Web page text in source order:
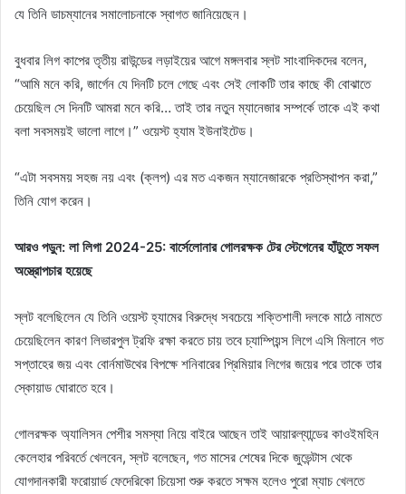
যে তিনি ডাচম্যানের সমালোচনাকে স্বাগত জানিয়েছেন।
বুধবার লিগ কাপের তৃতীয় রাউন্ডের লড়াইয়ের আগে মঙ্গলবার স্লট সাংবাদিকদের বলেন,
“আমি মনে করি, জার্গেন যে দিনটি চলে গেছে এবং সেই লোকটি তার কাছে কী বোঝাতে
চেয়েছিল সে দিনটি আমরা মনে করি… তাই তার নতুন ম্যানেজার সম্পর্কে তাকে এই কথা
বলা সবসময়ই ভালো লাগে।” ওয়েস্ট হ্যাম ইউনাইটেড।
“এটা সবসময় সহজ নয় এবং (ক্লপ) এর মত একজন ম্যানেজারকে প্রতিস্থাপন করা,”
তিনি যোগ করেন।
আরও পড়ুন: লা লিগা 2024-25: বার্সেলোনার গোলরক্ষক টের স্টেগেনের হাঁটুতে সফল
অস্ত্রোপচার হয়েছে
স্লট বলেছিলেন যে তিনি ওয়েস্ট হ্যামের বিরুদ্ধে সবচেয়ে শক্তিশালী দলকে মাঠে নামতে
চেয়েছিলেন কারণ লিভারপুল ট্রফি রক্ষা করতে চায় তবে চ্যাম্পিয়ন্স লিগে এসি মিলানে গত
সপ্তাহের জয় এবং বোর্নমাউথের বিপক্ষে শনিবারের প্রিমিয়ার লিগের জয়ের পরে তাকে তার
স্কোয়াড ঘোরাতে হবে।
গোলরক্ষক অ্যালিসন পেশীর সমস্যা নিয়ে বাইরে আছেন তাই আয়ারল্যান্ডের কাওইমহিন
কেলেহার পরিবর্তে খেলবেন, স্লট বলেছেন, গত মাসের শেষের দিকে জুভেন্টাস থেকে
যোগদানকারী ফরোয়ার্ড ফেদেরিকো চিয়েসা শুরু করতে সক্ষম হলেও পুরো ম্যাচ খেলতে